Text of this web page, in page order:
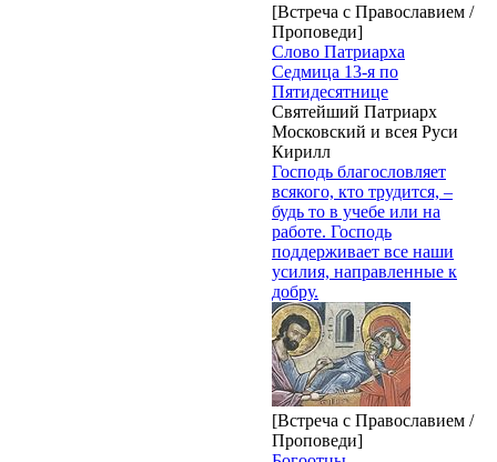
[Встреча с Православием /
Проповеди]
Слово Патриарха
Седмица 13-я по
Пятидесятнице
Святейший Патриарх
Московский и всея Руси
Кирилл
Господь благословляет
всякого, кто трудится, –
будь то в учебе или на
работе. Господь
поддерживает все наши
усилия, направленные к
добру.
[Встреча с Православием /
Проповеди]